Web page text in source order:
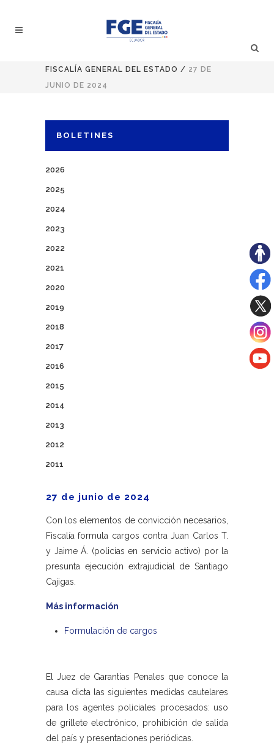
FISCALÍA GENERAL DEL ESTADO / 27 DE
JUNIO DE 2024
BOLETINES
2026
2025
2024
2023
2022
2021
2020
2019
2018
2017
2016
2015
2014
2013
2012
2011
27 de junio de 2024
Con los elementos de convicción necesarios,
Fiscalía formula cargos contra Juan Carlos T.
y Jaime Á. (policías en servicio activo) por la
presunta ejecución extrajudicial de Santiago
Cajigas.
Más información
Formulación de cargos
El Juez de Garantías Penales que conoce la
causa dicta las siguientes medidas cautelares
para los agentes policiales procesados: uso
de grillete electrónico, prohibición de salida
del país y presentaciones periódicas.